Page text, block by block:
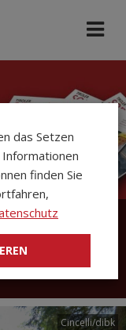
Cincelli/dibk
das Setzen
finden Sie